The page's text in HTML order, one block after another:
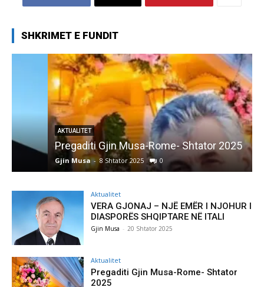
SHKRIMET E FUNDIT
Pregaditi Gjin Musa-Rome- Shtator 2025
- 8 Shtator 2025 0
Aktualitet
VERA GJONAJ – NJË EMËR I NJOHUR I
DIASPORËS SHQIPTARE NË ITALI
Gjin Musa - 20 Shtator 2025
Aktualitet
Pregaditi Gjin Musa-Rome- Shtator
2025